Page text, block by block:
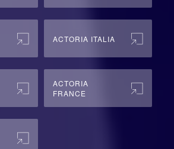
ACTORIA ITALIA
ACTORIA
FRANCE